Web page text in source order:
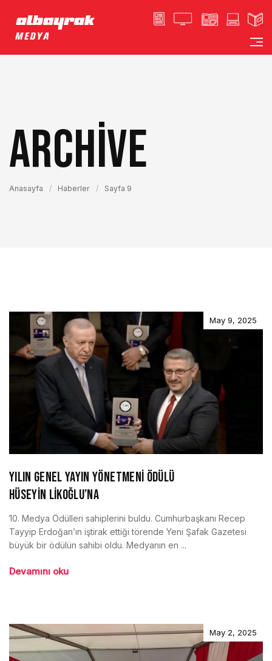
Archive
Anasayfa / Haberler / Sayfa 9
May 9, 2025
YILIN GENEL YAYIN YÖNETMENİ ÖDÜLÜ
HÜSEYİN LİKOĞLU’NA
10. Medya Ödülleri sahiplerini buldu. Cumhurbaşkanı Recep
Tayyip Erdoğan’ın iştirak ettiği törende Yeni Şafak Gazetesi
büyük bir ödülün sahibi oldu. Medyanın en ...
Devamını oku
May 2, 2025